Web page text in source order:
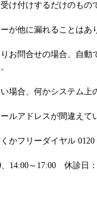
け付けするだけのもの
が他に漏れることはあ
お問合せの場合、自動
場合、何かシステム上
ルアドレスが間違えて
かフリーダイヤル 0120
、14:00～17:00 休診日